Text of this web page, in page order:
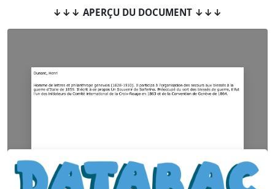
↓↓↓ APERÇU DU DOCUMENT ↓↓↓